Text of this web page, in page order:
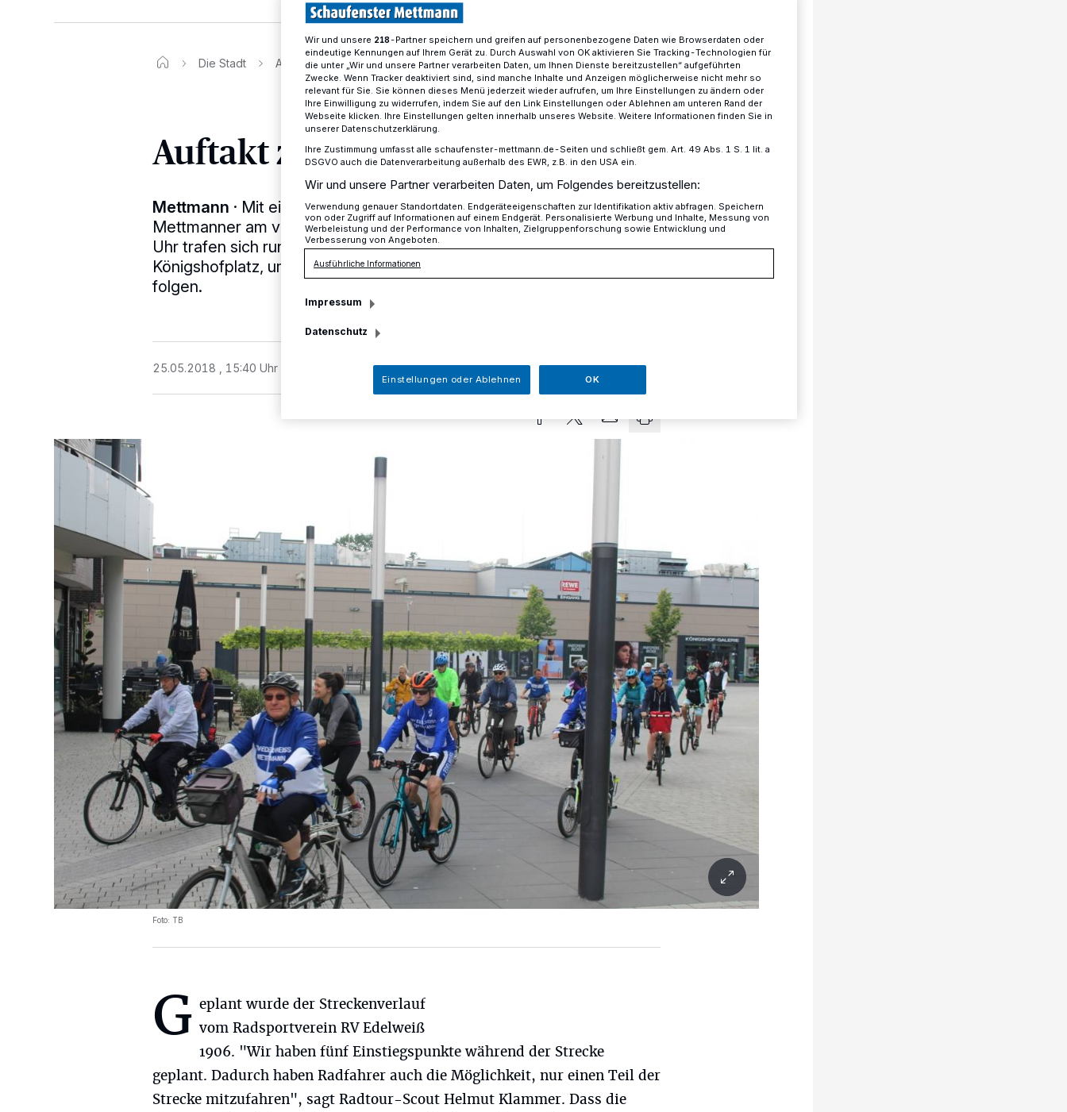
Die Stadt Auftakt zum Stadtradeln
Auftakt zum Stadtradeln
Mettmann · Mit einer 34 Kilometer langen Radtour läuteten die
Mettmanner am vergangenen Samstag das Stadtradeln ein. Ab 10.15
Uhr trafen sich rund 35 Radbegeisterte Bürger auf dem
Königshofplatz, um der geführten Route um Mettmann herum zu
folgen.
25.05.2018 , 15:40 Uhr 2 Minuten Lesezeit
Foto: TB
G eplant wurde der Streckenverlauf
vom Radsportverein RV Edelweiß
1906. "Wir haben fünf Einstiegspunkte während der Strecke
geplant. Dadurch haben Radfahrer auch die Möglichkeit, nur einen Teil der
Strecke mitzufahren", sagt Radtour-Scout Helmut Klammer. Dass die
Wir und unsere 218-Partner speichern und greifen auf personenbezogene Daten wie Browserdaten oder
eindeutige Kennungen auf Ihrem Gerät zu. Durch Auswahl von OK aktivieren Sie Tracking-Technologien für
die unter „Wir und unsere Partner verarbeiten Daten, um Ihnen Dienste bereitzustellen“ aufgeführten
Zwecke. Wenn Tracker deaktiviert sind, sind manche Inhalte und Anzeigen möglicherweise nicht mehr so
relevant für Sie. Sie können dieses Menü jederzeit wieder aufrufen, um Ihre Einstellungen zu ändern oder
Ihre Einwilligung zu widerrufen, indem Sie auf den Link Einstellungen oder Ablehnen am unteren Rand der
Webseite klicken. Ihre Einstellungen gelten innerhalb unseres Website. Weitere Informationen finden Sie in
unserer Datenschutzerklärung.
Ihre Zustimmung umfasst alle schaufenster-mettmann.de-Seiten und schließt gem. Art. 49 Abs. 1 S. 1 lit. a
DSGVO auch die Datenverarbeitung außerhalb des EWR, z.B. in den USA ein.
Wir und unsere Partner verarbeiten Daten, um Folgendes bereitzustellen:
Verwendung genauer Standortdaten. Endgeräteeigenschaften zur Identifikation aktiv abfragen. Speichern
von oder Zugriff auf Informationen auf einem Endgerät. Personalisierte Werbung und Inhalte, Messung von
Werbeleistung und der Performance von Inhalten, Zielgruppenforschung sowie Entwicklung und
Verbesserung von Angeboten.
Ausführliche Informationen
Impressum
Datenschutz
Einstellungen oder Ablehnen OK